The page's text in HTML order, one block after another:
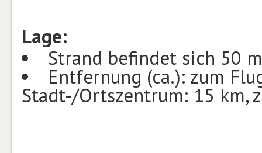
Lage:
Strand befindet sich 50
Entfernung (ca.): zum
Stadt-/Ortszentrum: 15 km,